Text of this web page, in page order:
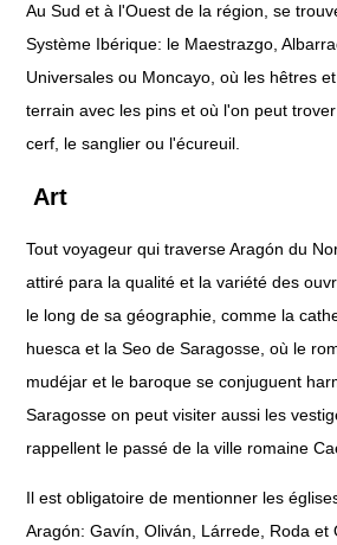
Au Sud et à l'Ouest de la région, se
Système Ibérique: le Maestrazgo,
Universales ou Moncayo, où les hêtres
terrain avec les pins et où l'on peut
cerf, le sanglier ou l'écureuil.
Art
Tout voyageur qui traverse Aragón du
attiré para la qualité et la variété des
le long de sa géographie, comme la
huesca et la Seo de Saragosse, où le
mudéjar et le baroque se conjuguent
Saragosse on peut visiter aussi les
rappellent le passé de la ville romaine
Il est obligatoire de mentionner les
Aragón: Gavín, Oliván, Lárrede, Roda et